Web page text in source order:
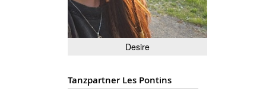
Desire
Tanzpartner Les Pontins